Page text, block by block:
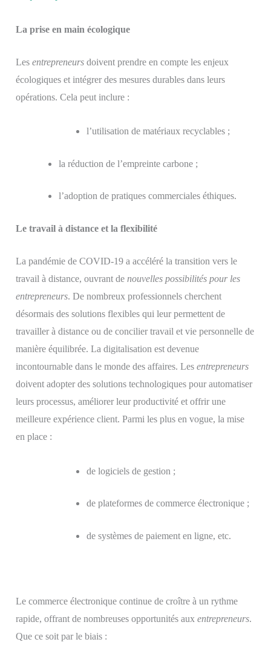
La prise en main écologique
Lesentrepreneursdoivent prendre en compte les enjeux
écologiques et intégrer des mesures durables dans leurs
opérations. Cela peut inclure :
l’utilisation de matériaux recyclables ;
la réduction de l’empreinte carbone ;
l’adoption de pratiques commerciales éthiques.
Le travail à distance et la flexibilité
La pandémie de COVID-19 a accéléré la transition vers le
travail à distance, ouvrant de nouvelles possibilités pour les
entrepreneurs. De nombreux professionnels cherchent
désormais des solutions flexibles qui leur permettent de
travailler à distance ou de concilier travail et vie personnelle de
manière équilibrée. La digitalisation est devenue
incontournable dans le monde des affaires. Lesentrepreneurs
doivent adopter des solutions technologiques pour automatiser
leurs processus, améliorer leur productivité et offrir une
meilleure expérience client. Parmi les plus en vogue, la mise
en place :
de logiciels de gestion ;
de plateformes de commerce électronique ;
de systèmes de paiement en ligne, etc.
Le commerce électronique continue de croître à un rythme
rapide, offrant de nombreuses opportunités auxentrepreneurs.
Que ce soit par le biais :